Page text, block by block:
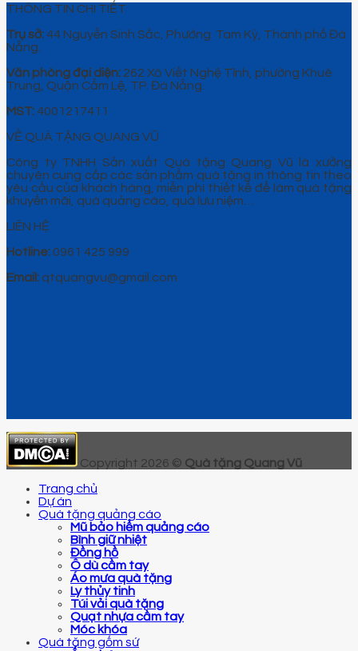
THÔNG TIN CHI TIẾT
Trụ sở: 44 Nguyễn Sinh Sắc, Phường Tam Kỳ, Thành phố Đà
Nẵng.
Văn phòng đại diện: 262 Xô Viết Nghệ Tĩnh, phường Khuê
Trung, Quận Cẩm Lệ, TP. Đà Nẵng.
MST: 4001217411
VỀ QUÀ TẶNG QUANG VŨ
Công ty TNHH Sản xuất Quà tặng Quang Vũ là xưởng
chuyên cung cấp các sản phẩm quà tặng in thông tin theo
yêu cầu của khách hàng, miễn phí thiết kế để làm quà tặng
khuyến mãi, quà quảng cáo, quà lưu niệm…
LIÊN HỆ
Hotline: 0961 425 999
Email: qtquangvu@gmail.com
Copyright 2026 © Quà tặng Quang Vũ
Trang chủ
Dự án
Quà tặng quảng cáo
Mũ bảo hiểm quảng cáo
Bình giữ nhiệt
Đồng hồ
Ô dù cầm tay
Áo mưa quà tặng
Ly thủy tinh
Túi vải quà tặng
Quạt nhựa cầm tay
Móc khóa
Quà tặng gốm sứ